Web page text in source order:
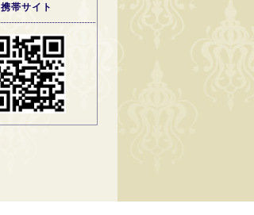
携帯サイト